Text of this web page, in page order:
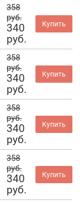
358
руб.
340
руб.
Купить
358
руб.
340
руб.
Купить
358
руб.
340
руб.
Купить
358
руб.
340
руб.
Купить